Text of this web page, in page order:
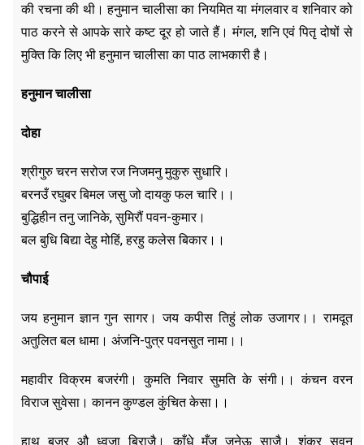
की रचना की थी। हनुमान चालीसा का नियमित या मंगलवार व शनिवार को
पाठ करने से आपके सारे कष्ट दूर हो जाते हैं। मंगल, शनि एवं पितृ दोषों से
मुक्ति कि लिए भी हनुमान चालीसा का पाठ लाभकारी है।
हनुमान चालीसा
दोहा
श्रीगुरु चरन सरोज रज निजमनु मुकुरु सुधारि।
बरनउँ रघुबर बिमल जसु जो दायकु फल चारि।।
बुद्धिहीन तनु जानिके, सुमिरौं पवन-कुमार।
बल बुधि बिद्या देहु मोहिं, हरहु कलेस बिकार।।
चौपाई
जय हनुमान ज्ञान गुन सागर। जय कपीस तिहुं लोक उजागर।। रामदूत
अतुलित बल धामा। अंजनि-पुत्र पवनसुत नामा।।
महावीर विक्रम बजरंगी। कुमति निवार सुमति के संगी।। कंचन वरन
विराज सुवेसा। कानन कुण्डल कुंचित केसा।।
हाथ बज्र औ ध्वजा बिराजै। काँधे मूँज जनेऊ साजै। शंकर सुवन